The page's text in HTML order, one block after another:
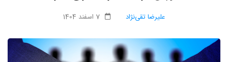
علیرضا تقی‌نژاد 7 اسفند 1404